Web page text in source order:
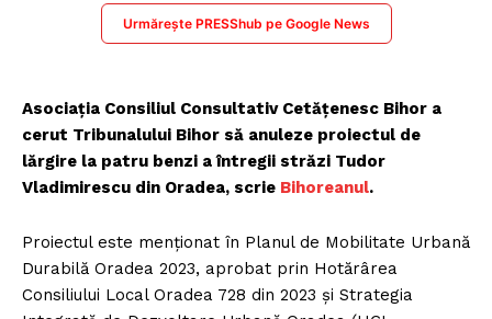
Urmărește PRESShub pe Google News
Asociația Consiliul Consultativ Cetățenesc Bihor a
cerut Tribunalului Bihor să anuleze proiectul de
lărgire la patru benzi a întregii străzi Tudor
Vladimirescu din Oradea, scrie Bihoreanul.
Proiectul este menționat în Planul de Mobilitate Urbană
Durabilă Oradea 2023, aprobat prin Hotărârea
Consiliului Local Oradea 728 din 2023 și Strategia